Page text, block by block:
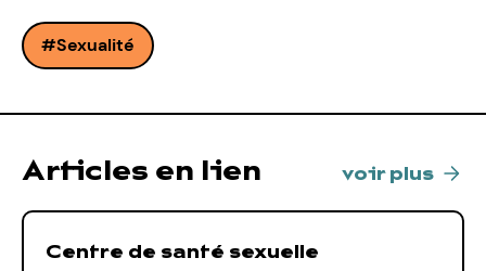
Sexualité
Articles en lien voir plus
Centre de santé sexuelle